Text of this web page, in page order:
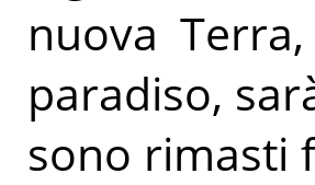
nuova
paradiso,
sono rimasti